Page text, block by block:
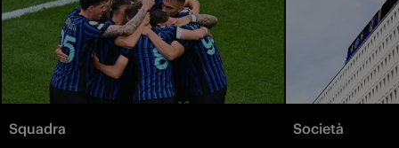
Squadra Società